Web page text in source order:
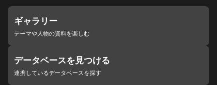
ギャラリー
テーマや人物の資料を楽しむ
データベースを見つける
連携しているデータベースを探す